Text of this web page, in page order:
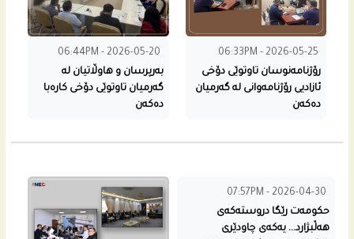
06:33PM - 2026-05-25
رۆژنامه‌نوسان تاوتوێی دۆخی
ئازادیی رۆژنامه‌وانى له‌ گه‌رمیان
ده‌كه‌ن
06:44PM - 2026-05-20
به‌رپرسان و هاوڵاتیان له‌
گه‌رمیان تاوتوێی دۆخی كاره‌با
ده‌كه‌ن
07:57PM - 2026-04-30
حكومه‌ت رێگا دروسته‌كه‌ى
هه‌ڵبژارد... یه‌كه‌ى چاودێری